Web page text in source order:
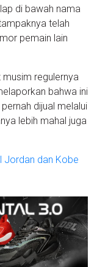
di bawah nama
telah
pemain lain
regulernya
bahwa ini
dijual melalui
lebih mahal juga
Jordan dan Kobe